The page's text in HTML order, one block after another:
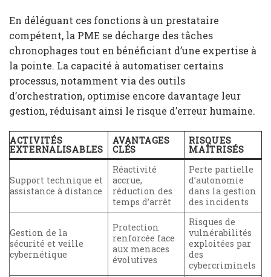
En déléguant ces fonctions à un prestataire
compétent, la PME se décharge des tâches
chronophages tout en bénéficiant d’une expertise à
la pointe. La capacité à automatiser certains
processus, notamment via des outils
d’orchestration, optimise encore davantage leur
gestion, réduisant ainsi le risque d’erreur humaine.
ACTIVITÉS
EXTERNALISABLES
AVANTAGES
CLÉS
RISQUES
MAÎTRISÉS
Support technique et
assistance à distance
Réactivité
accrue,
réduction des
temps d’arrêt
Perte partielle
d’autonomie
dans la gestion
des incidents
Gestion de la
sécurité et veille
cybernétique
Protection
renforcée face
aux menaces
évolutives
Risques de
vulnérabilités
exploitées par
des
cybercriminels